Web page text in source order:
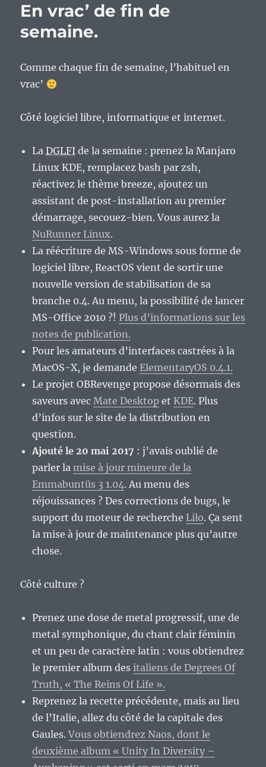
En vrac’ de fin de
semaine.
Comme chaque fin de semaine, l’habituel en
vrac’
Côté logiciel libre, informatique et internet.
LaDGLFI de la semaine : prenez la Manjaro
Linux KDE, remplacez bash par zsh,
réactivez le thème breeze, ajoutez un
assistant de post-installation au premier
démarrage, secouez-bien. Vous aurez la
NuRunner Linux.
La réécriture de MS-Windows sous forme de
logiciel libre, ReactOS vient de sortir une
nouvelle version de stabilisation de sa
branche 0.4. Au menu, la possibilité de lancer
MS-Office 2010 ?! Plus d’informations sur les
notes de publication.
Pour les amateurs d’interfaces castrées à la
MacOS-X, je demandeElementaryOS 0.4.1.
Le projet OBRevenge propose désormais des
saveurs avecMate Desktop et KDE. Plus
d’infos sur le site de la distribution en
question.
Ajouté le 20 mai 2017 : j’avais oublié de
parler lamise à jour mineure de la
Emmabuntüs 3 1.04. Au menu des
réjouissances ? Des corrections de bugs, le
support du moteur de recherche Lilo. Ça sent
la mise à jour de maintenance plus qu’autre
chose.
Côté culture ?
Prenez une dose de metal progressif, une de
metal symphonique, du chant clair féminin
et un peu de caractère latin : vous obtiendrez
le premier album desitaliens de Degrees Of
Truth, « The Reins Of Life ».
Reprenez la recette précédente, mais au lieu
de l’Italie, allez du côté de la capitale des
Gaules.Vous obtiendrez Naos, dont le
deuxième album « Unity In Diversity –